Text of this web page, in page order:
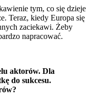
tym, co się dzieje
Teraz, kiedy Europa się
zaciekawi. Żeby
napracować.
aktorów. Dla
do sukcesu.